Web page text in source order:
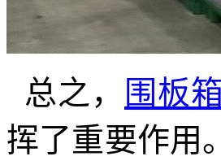
总之，
围板
挥了重要作用